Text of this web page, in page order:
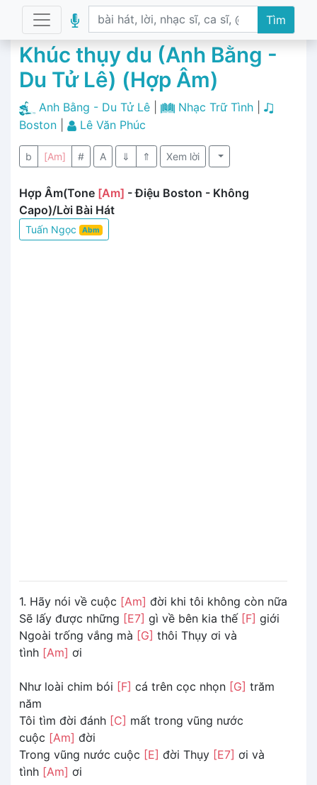
Tìm
Khúc thụy du (Anh Bằng -
Du Tử Lê) (Hợp Âm)
Anh Bằng - Du Tử Lê Nhạc Trữ Tình|
Boston
Lê Văn Phúc
b [Am] # A ⇓ ⇑ Xem lời
Hợp Âm(Tone [Am] - Điệu Boston - Không
Capo)/Lời Bài Hát
Tuấn Ngọc Abm
1. Hãy nói về cuộc [Am] đời khi tôi không còn nữa
Sẽ lấy được những [E7] gì về bên kia thế [F] giới
Ngoài trống vắng mà [G] thôi Thụy ơi và
tình [Am] ơi
Như loài chim bói [F] cá trên cọc nhọn [G] trăm
năm
Tôi tìm đời đánh [C] mất trong vũng nước
cuộc [Am] đời
Trong vũng nước cuộc [E] đời Thụy [E7] ơi và
tình [Am] ơi